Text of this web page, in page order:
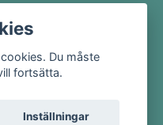
Du måste
fortsätta.
Inställningar